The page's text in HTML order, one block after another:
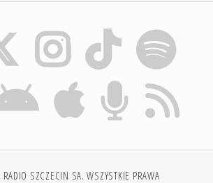
SZCZECIN SA. WSZYSTKIE PRAWA